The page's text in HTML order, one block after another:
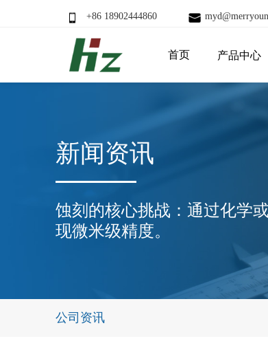
+86 18902444860
首页 产品中心
新闻资讯
蚀刻的核心挑战：通过化学
现微米级精度。
公司资讯